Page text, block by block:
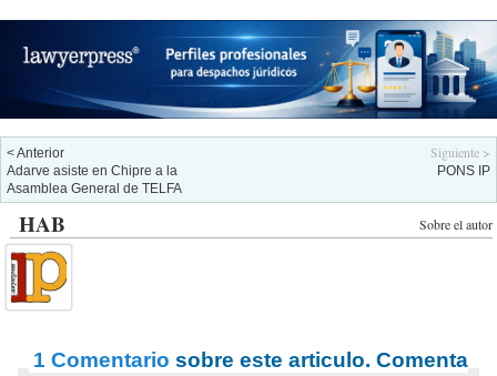
< Anterior
Adarve asiste en Chipre a la
Asamblea General de TELFA
Siguiente >
PONS IP
Sobre el autor
HAB
1 Comentario sobre este articulo. Comenta